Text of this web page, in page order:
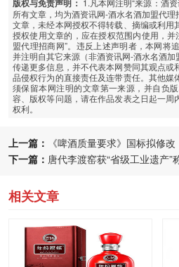
版权与免责声明： 1.凡本网注明“来源：酒
所有文章，均为酒资讯网-酒水名酒加盟代
文章，未经本网授权不得转载、摘编或利用
授权使用文章的，应在授权范围内使用，
盟代理招商网”。违反上述声明者，本网将
并注明自其它来源（非酒资讯网-酒水名酒
传递更多信息，并不代表本网赞同其观点
品侵权行为的直接责任及连带责任。其他
须保留本网注明的文章第一来源，并自负
容、版权等问题，请在作品发表之日起一
权利。
上一篇：
《啤酒质量要求》国标拟修改
下一篇： 唐代李渡窑获“省级工业遗产”
相关文章